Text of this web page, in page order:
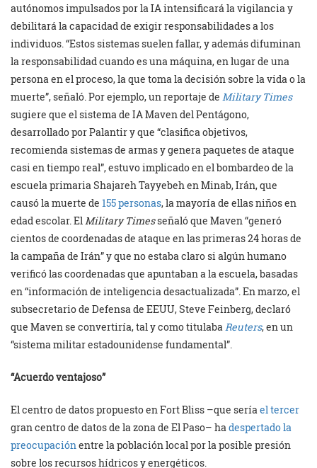
autónomos impulsados por la IA intensificará la vigilancia y
debilitará la capacidad de exigir responsabilidades a los
individuos. “Estos sistemas suelen fallar, y además difuminan
la responsabilidad cuando es una máquina, en lugar de una
persona en el proceso, la que toma la decisión sobre la vida o la
muerte”, señaló. Por ejemplo, un reportaje de Military Times
sugiere que el sistema de IA Maven del Pentágono,
desarrollado por Palantir y que “clasifica objetivos,
recomienda sistemas de armas y genera paquetes de ataque
casi en tiempo real”, estuvo implicado en el bombardeo de la
escuela primaria Shajareh Tayyebeh en Minab, Irán, que
causó la muerte de 155 personas, la mayoría de ellas niños en
edad escolar. ElMilitary Timesseñaló que Maven “generó
cientos de coordenadas de ataque en las primeras 24 horas de
la campaña de Irán” y que no estaba claro si algún humano
verificó las coordenadas que apuntaban a la escuela, basadas
en “información de inteligencia desactualizada”. En marzo, el
subsecretario de Defensa de EEUU, Steve Feinberg, declaró
que Maven se convertiría, tal y como titulabaReuters, en un
“sistema militar estadounidense fundamental”.
“Acuerdo ventajoso”
El centro de datos propuesto en Fort Bliss –que seríael tercer
gran centro de datos de la zona de El Paso– hadespertado la
preocupaciónentre la población local por la posible presión
sobre los recursos hídricos y energéticos.